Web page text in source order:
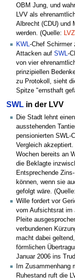
OBM Jung, und
LVV als
Albrecht (CDU) und
werden. (Quelle:
KWL -Chef Schirmer
Attacken auf SWL -
von vier
prinzipiellen
zu Protokoll, sieht
Spitze "ernsthaft
SWLin der LVV
Die Stadt lehnt
ausstehenden
pensionierten SWL-
Vergleich
Wochen bereits an
die Beklagte
Entsprechende
können, wenn sie
gefolgt wäre. (Quelle:
Wille fordert vor
vom Aufsichtsrat im
Pleite
verbundenen
macht dabei
förmlichen
Januar 2006 ins
Im Zusammenhang
Ruhestand ruft die